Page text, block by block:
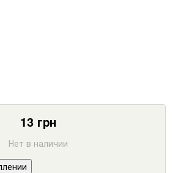
13грн
Нет в наличии